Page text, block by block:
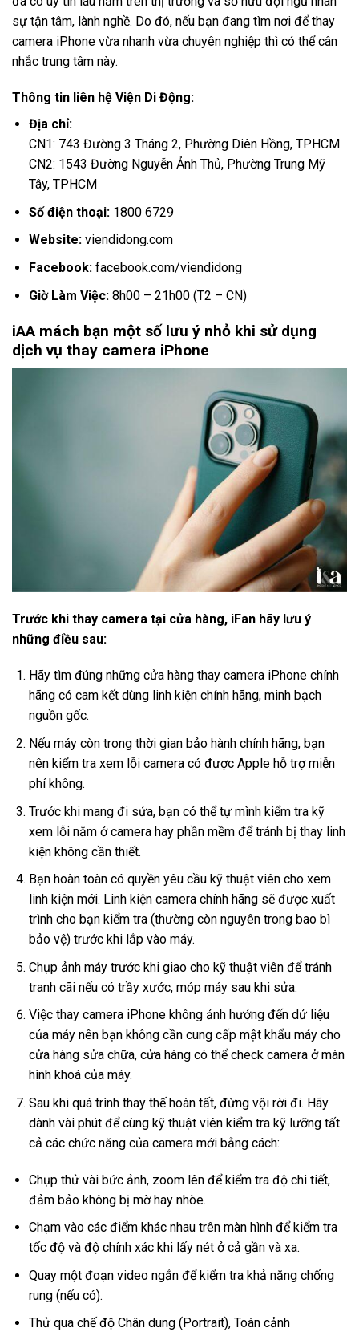
sự tận tâm, lành nghề. Do đó, nếu bạn đang tìm nơi để thay
camera iPhone vừa nhanh vừa chuyên nghiệp thì có thể cân
nhắc trung tâm này.
Thông tin liên hệ Viện Di Động:
Địa chỉ:
CN1: 743 Đường 3 Tháng 2, Phường Diên Hồng, TPHCM
CN2: 1543 Đường Nguyễn Ảnh Thủ, Phường Trung Mỹ
Tây, TPHCM
Số điện thoại:1800 6729
Website:viendidong.com
Facebook: facebook.com/viendidong
Giờ Làm Việc:8h00 – 21h00 (T2 – CN)
iAA mách bạn một số lưu ý nhỏ khi sử dụng
dịch vụ thay camera iPhone
Trước khi thay camera tại cửa hàng, iFan hãy lưu ý
những điều sau:
Hãy tìm đúng những cửa hàng thay camera iPhone chính
hãng có cam kết dùng linh kiện chính hãng, minh bạch
nguồn gốc.
Nếu máy còn trong thời gian bảo hành chính hãng, bạn
nên kiểm tra xem lỗi camera có được Apple hỗ trợ miễn
phí không.
Trước khi mang đi sửa, bạn có thể tự mình kiểm tra kỹ
xem lỗi nằm ở camera hay phần mềm để tránh bị thay linh
kiện không cần thiết.
Bạn hoàn toàn có quyền yêu cầu kỹ thuật viên cho xem
linh kiện mới. Linh kiện camera chính hãng sẽ được xuất
trình cho bạn kiểm tra (thường còn nguyên trong bao bì
bảo vệ) trước khi lắp vào máy.
Chụp ảnh máy trước khi giao cho kỹ thuật viên để tránh
tranh cãi nếu có trầy xước, móp máy sau khi sửa.
Việc thay camera iPhone không ảnh hưởng đến dử liệu
của máy nên bạn không cần cung cấp mật khẩu máy cho
cửa hàng sửa chữa, cửa hàng có thể check camera ở màn
hình khoá của máy.
Sau khi quá trình thay thế hoàn tất, đừng vội rời đi. Hãy
dành vài phút để cùng kỹ thuật viên kiểm tra kỹ lưỡng tất
cả các chức năng của camera mới bằng cách:
Chụp thử vài bức ảnh, zoom lên để kiểm tra độ chi tiết,
đảm bảo không bị mờ hay nhòe.
Chạm vào các điểm khác nhau trên màn hình để kiểm tra
tốc độ và độ chính xác khi lấy nét ở cả gần và xa.
Quay một đoạn video ngắn để kiểm tra khả năng chống
rung (nếu có).
Thử qua chế độ Chân dung (Portrait), Toàn cảnh